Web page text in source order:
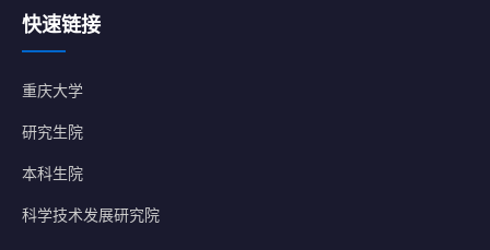
快速链接
重庆大学
研究生院
本科生院
科学技术发展研究院